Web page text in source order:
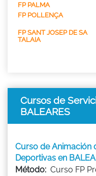
FP PALMA
FP POLLENÇA
FP SANT JOSEP DE SA
TALAIA
Cursos de
BALEARES
Curso de Animación
Deportivas en
Método: Curso FP